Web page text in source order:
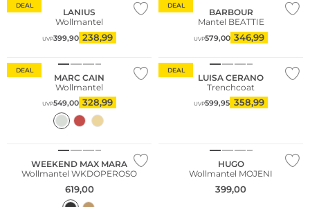
DEAL
LANIUS
Wollmantel
UVP399,90 238,99
DEAL
BARBOUR
Mantel BEATTIE
UVP579,00 346,99
DEAL
MARC CAIN
Wollmantel
UVP549,00 328,99
DEAL
LUISA CERANO
Trenchcoat
UVP599,95 358,99
WEEKEND MAX MARA
Wollmantel WKDOPEROSO
619,00
HUGO
Wollmantel MOJENI
399,00